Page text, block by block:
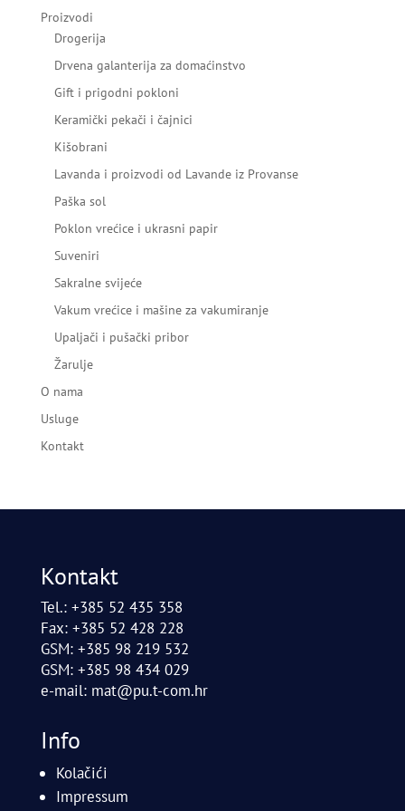
Proizvodi
Drogerija
Drvena galanterija za domaćinstvo
Gift i prigodni pokloni
Keramički pekači i čajnici
Kišobrani
Lavanda i proizvodi od Lavande iz Provanse
Paška sol
Poklon vrećice i ukrasni papir
Suveniri
Sakralne svijeće
Vakum vrećice i mašine za vakumiranje
Upaljači i pušački pribor
Žarulje
O nama
Usluge
Kontakt
Kontakt
Tel.: +385 52 435 358
Fax: +385 52 428 228
GSM: +385 98 219 532
GSM: +385 98 434 029
e-mail: mat@pu.t-com.hr
Info
Kolačići
Impressum